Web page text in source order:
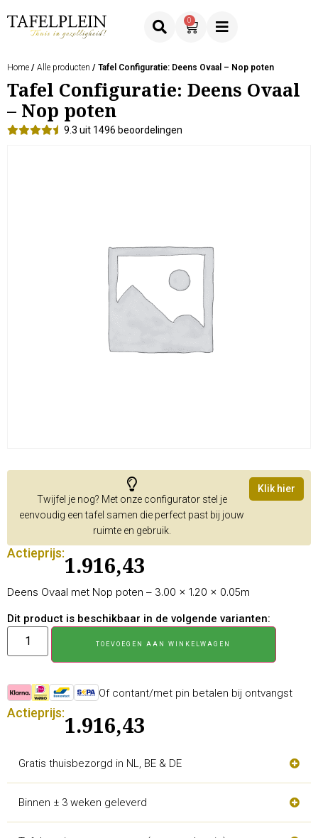
0
Home / Alle producten / Tafel Configuratie: Deens Ovaal – Nop poten
Tafel Configuratie: Deens Ovaal
– Nop poten
9.3 uit 1496 beoordelingen
Twijfel je nog? Met onze configurator stel je
eenvoudig een tafel samen die perfect past bij jouw
ruimte en gebruik.
Klik hier
Actieprijs:
1.916,43
Deens Ovaal met Nop poten – 3.00 × 1.20 × 0.05m
Dit product is beschikbaar in de volgende varianten:
TOEVOEGEN AAN WINKELWAGEN
Of contant/met pin betalen bij ontvangst
Actieprijs:
1.916,43
Gratis thuisbezorgd in NL, BE & DE
Binnen ± 3 weken geleverd